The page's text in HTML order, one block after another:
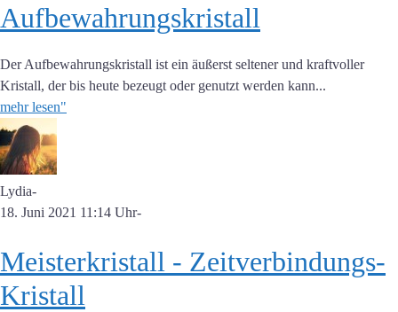
Aufbewahrungskristall
Der Aufbewahrungskristall ist ein äußerst seltener und kraftvoller
Kristall, der bis heute bezeugt oder genutzt werden kann...
mehr lesen"
Lydia-
18. Juni 2021 11:14 Uhr-
Meisterkristall - Zeitverbindungs-
Kristall